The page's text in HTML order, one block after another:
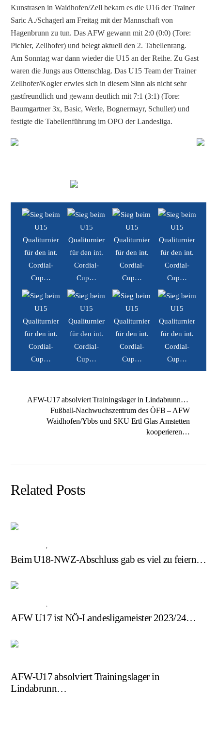
Kunstrasen in Waidhofen/Zell bekam es die U16 der Trainer
Saric A./Schagerl am Freitag mit der Mannschaft von
Hagenbrunn zu tun. Das AFW gewann mit 2:0 (0:0) (Tore:
Pichler, Zellhofer) und belegt aktuell den 2. Tabellenrang.
Am Sonntag war dann wieder die U15 an der Reihe. Zu Gast
waren die Jungs aus Ottenschlag. Das U15 Team der Trainer
Zellhofer/Kogler erwies sich in diesem Sinn als nicht sehr
gastfreundlich und gewann deutlich mit 7:1 (3:1) (Tore:
Baumgartner 3x, Basic, Werle, Bognermayr, Schuller) und
festigte die Tabellenführung im OPO der Landesliga.
AFW-U17 absolviert Trainingslager in Lindabrunn…
Fußball-Nachwuchszentrum des ÖFB – AFW
Waidhofen/Ybbs und SKU Ertl Glas Amstetten
kooperieren…
Related Posts
Beim U18-NWZ-Abschluss gab es viel zu feiern…
,
AFW U17 ist NÖ-Landesligameister 2023/24…
AFW-U17 absolviert Trainingslager in
Lindabrunn…